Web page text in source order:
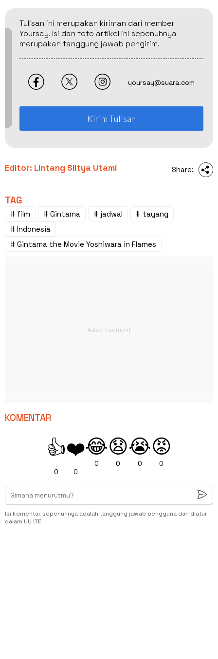
Tulisan ini merupakan kiriman dari member
Yoursay. Isi dan foto artikel ini sepenuhnya
merupakan tanggung jawab pengirim.
yoursay@suara.com
Kirim Tulisan
Editor: Lintang Siltya Utami Share:
TAG
# film # Gintama # jadwal
# tayang
# Indonesia
# Gintama the Movie Yoshiwara in Flames
KOMENTAR
👍
0
❤️
0
😂
0
😧
0
😭
0
😡
0
Isi komentar sepenuhnya adalah tanggung jawab pengguna dan diatur
dalam UU ITE